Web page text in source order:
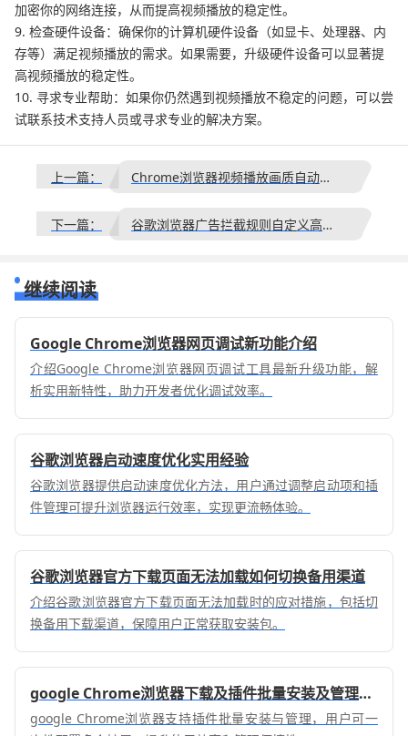
加密你的网络连接，从而提高视频播放的稳定性。
9. 检查硬件设备：确保你的计算机硬件设备（如显卡、处理器、内
存等）满足视频播放的需求。如果需要，升级硬件设备可以显著提
高视频播放的稳定性。
10. 寻求专业帮助：如果你仍然遇到视频播放不稳定的问题，可以尝
试联系技术支持人员或寻求专业的解决方案。
上一篇： Chrome浏览器视频播放画质自动调节靠谱吗
下一篇： 谷歌浏览器广告拦截规则自定义高级技巧
继续阅读
Google Chrome浏览器网页调试新功能介绍
介绍Google Chrome浏览器网页调试工具最新升级功能，解
析实用新特性，助力开发者优化调试效率。
谷歌浏览器启动速度优化实用经验
谷歌浏览器提供启动速度优化方法，用户通过调整启动项和插
件管理可提升浏览器运行效率，实现更流畅体验。
谷歌浏览器官方下载页面无法加载如何切换备用渠道
介绍谷歌浏览器官方下载页面无法加载时的应对措施，包括切
换备用下载渠道，保障用户正常获取安装包。
google Chrome浏览器下载及插件批量安装及管理方法
google Chrome浏览器支持插件批量安装与管理，用户可一